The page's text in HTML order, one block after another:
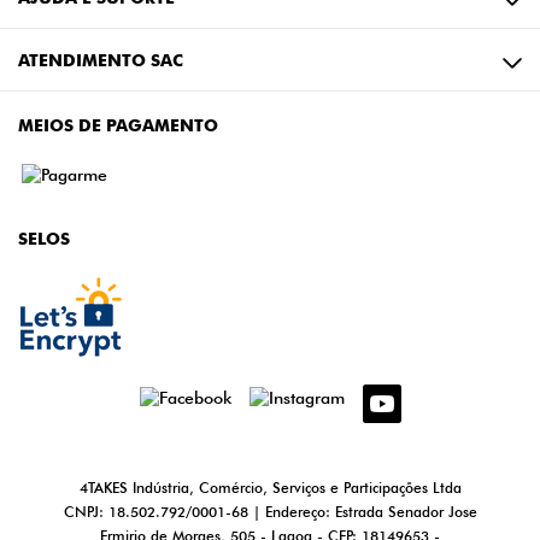
ATENDIMENTO SAC
MEIOS DE PAGAMENTO
SELOS
4TAKES Indústria, Comércio, Serviços e Participações Ltda
CNPJ: 18.502.792/0001-68 | Endereço: Estrada Senador Jose
Ermirio de Moraes, 505 - Lagoa - CEP: 18149653 -